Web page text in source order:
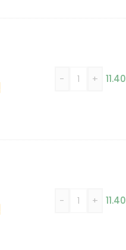
- + 11.40
- + 11.40